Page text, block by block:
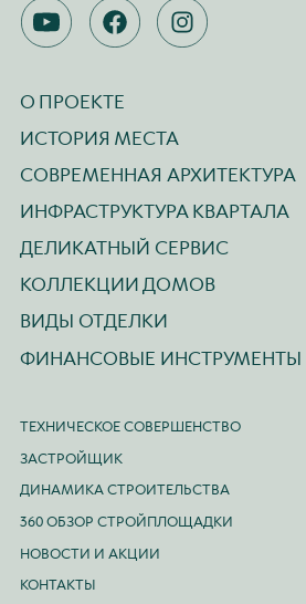
YOUTUBEFACEBOOKINSTAGRAM
О ПРОЕКТЕ
ИСТОРИЯ МЕСТА
СОВРЕМЕННАЯ АРХИТЕКТУРА
ИНФРАСТРУКТУРА КВАРТАЛА
ДЕЛИКАТНЫЙ СЕРВИС
КОЛЛЕКЦИИ ДОМОВ
ВИДЫ ОТДЕЛКИ
ФИНАНСОВЫЕ ИНСТРУМЕНТЫ
ТЕХНИЧЕСКОЕ СОВЕРШЕНСТВО
ЗАСТРОЙЩИК
ДИНАМИКА СТРОИТЕЛЬСТВА
360 ОБЗОР СТРОЙПЛОЩАДКИ
НОВОСТИ И АКЦИИ
КОНТАКТЫ